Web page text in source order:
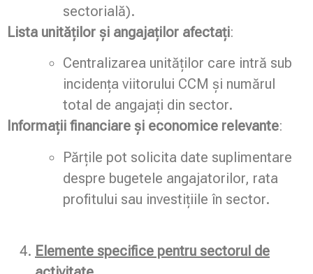
sectorială).
Lista unităților și angajaților afectați:
Centralizarea unităților care intră sub
incidența viitorului CCM și numărul
total de angajați din sector.
Informații financiare și economice relevante:
Părțile pot solicita date suplimentare
despre bugetele angajatorilor, rata
profitului sau investițiile în sector.
Elemente specifice pentru sectorul de